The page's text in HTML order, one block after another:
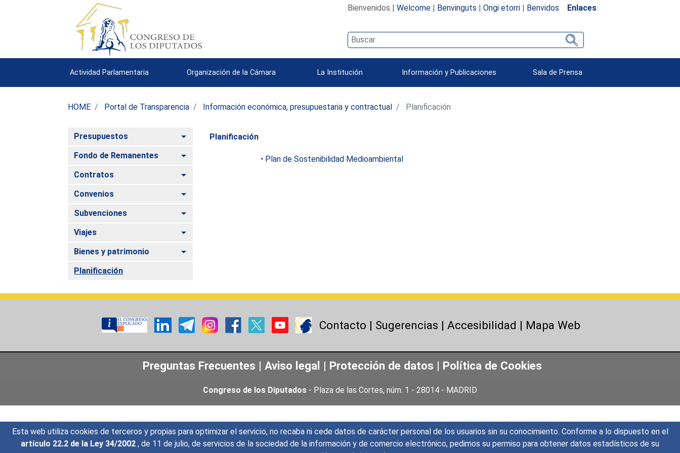
Esta web utiliza cookies de terceros y propias para optimizar el servicio, no recaba ni cede datos de carácter personal de los usuarios sin su conocimiento. Conforme a lo dispuesto en el
artículo 22.2 de la Ley 34/2002 , de 11 de julio, de servicios de la sociedad de la información y de comercio electrónico, pedimos su permiso para obtener datos estadísticos de su
Bienvenidos | Welcome| Benvinguts | Ongi etorri| Benvidos Enlaces
Actividad Parlamentaria Organización de la Cámara La Institución Información y Publicaciones Sala de Prensa
HOME Portal de Transparencia Información económica, presupuestaria y contractual Planificación
Presupuestos Alternar
Fondo de Remanentes Alternar
Contratos Alternar
Convenios Alternar
Subvenciones Alternar
Viajes Alternar
Bienes y patrimonio Alternar
Planificación
Planificación
Plan de Sostenibilidad Medioambiental
Contacto | Sugerencias | Accesibilidad | Mapa Web
Preguntas Frecuentes | Aviso legal | Protección de datos | Política de Cookies
Congreso de los Diputados- Plaza de las Cortes, núm. 1 - 28014 - MADRID